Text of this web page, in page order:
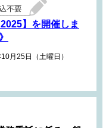
】を開催しま
月25日（土曜日）